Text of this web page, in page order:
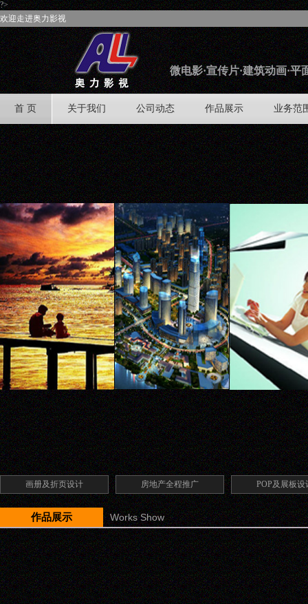
?>
欢迎走进奥力影视
微电影·宣传片·建筑动画·平
首 页 关于我们 公司动态 作品展示 业务范
画册及折页设计 房地产全程推广 POP及展板设
作品展示 Works Show